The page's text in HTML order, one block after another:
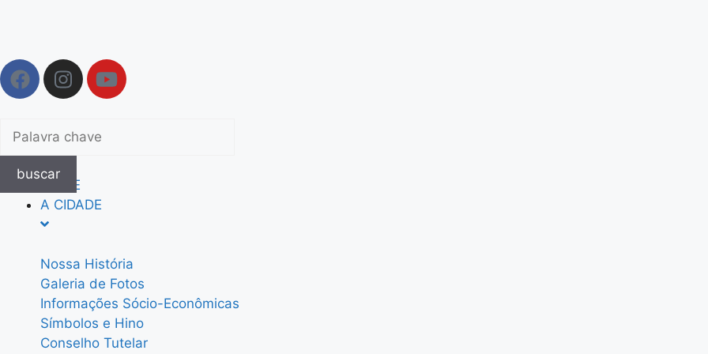
buscar
HOME
A CIDADE
Nossa História
Galeria de Fotos
Informações Sócio-Econômicas
Símbolos e Hino
Conselho Tutelar